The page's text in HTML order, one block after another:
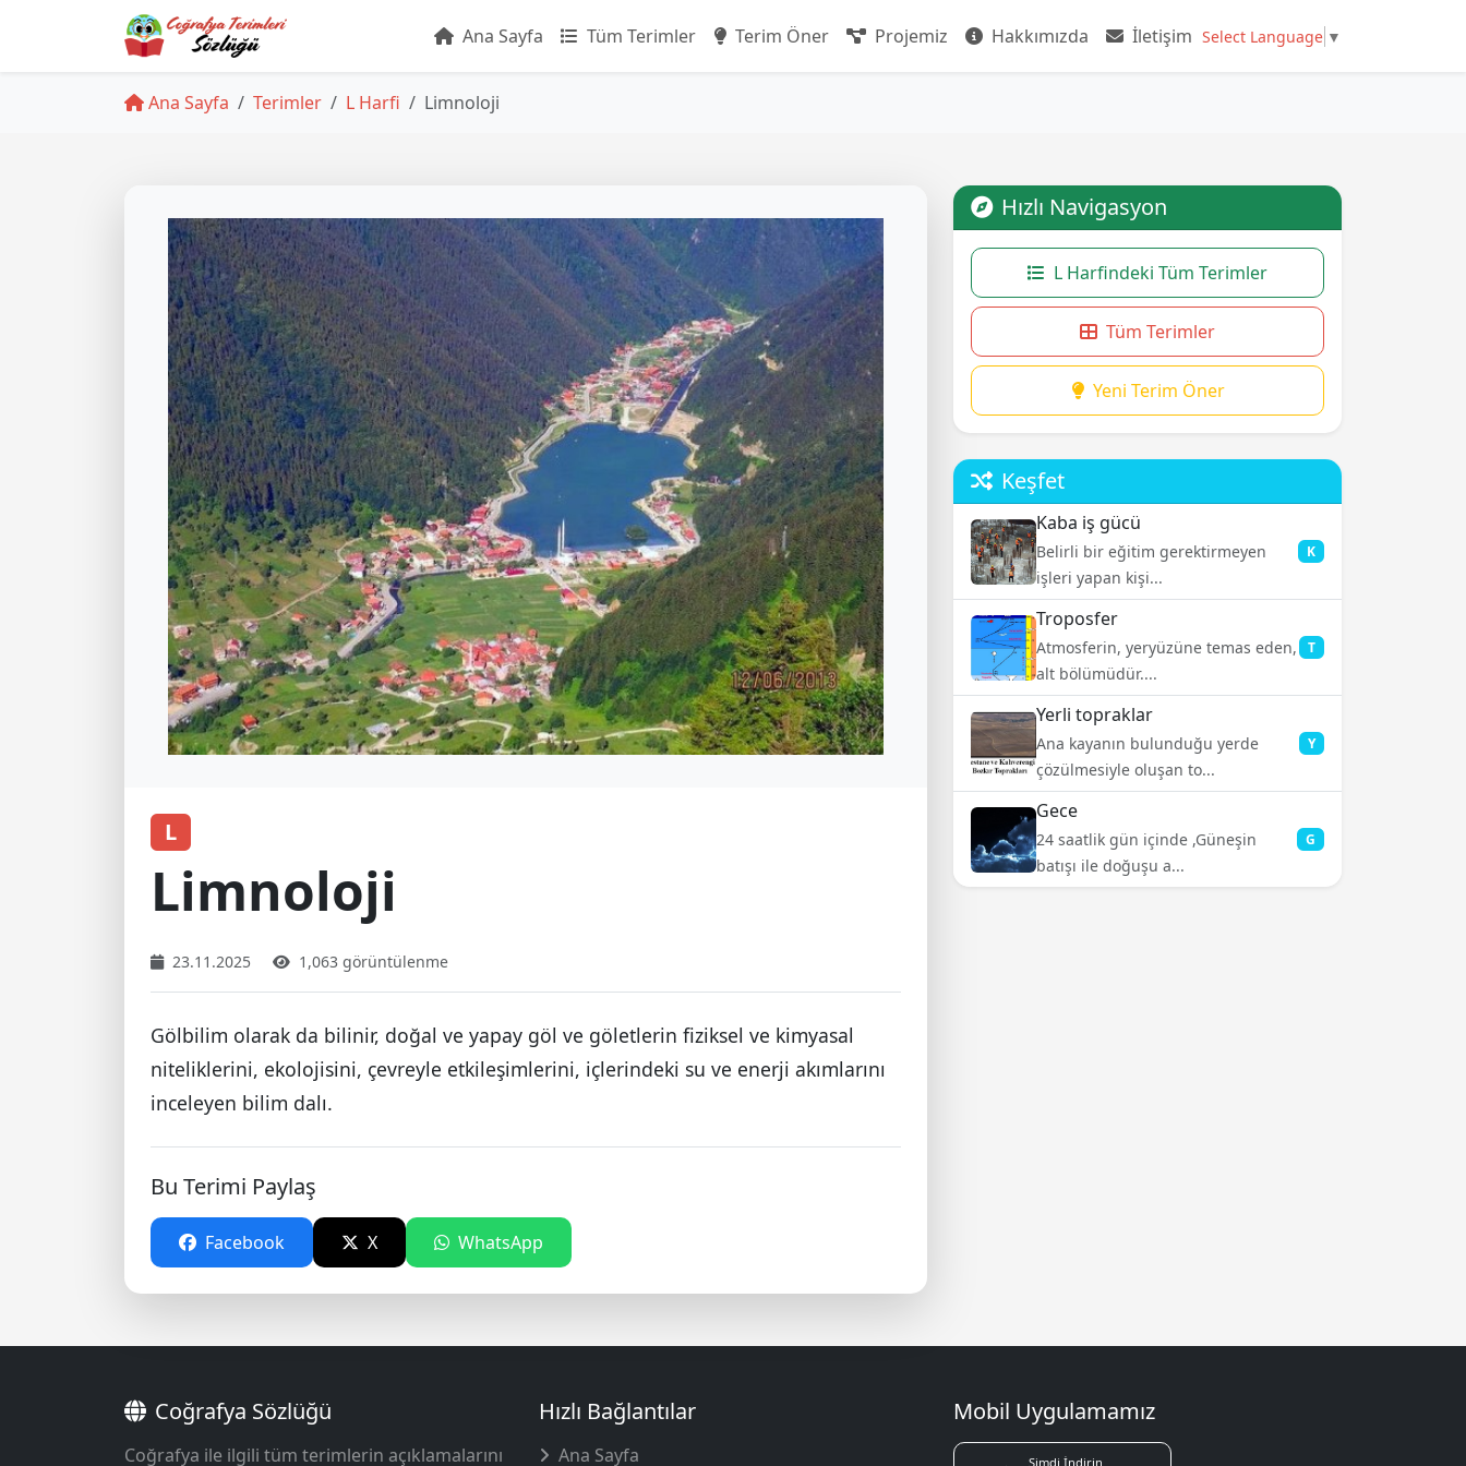
Ana Sayfa Tüm Terimler Terim Öner Projemiz Hakkımızda İletişim Select Language ▼
Ana Sayfa Terimler L Harfi Limnoloji
L
Limnoloji
23.11.2025 1,063 görüntülenme
Gölbilim olarak da bilinir, doğal ve yapay göl ve göletlerin fiziksel ve kimyasal
niteliklerini, ekolojisini, çevreyle etkileşimlerini, içlerindeki su ve enerji akımlarını
inceleyen bilim dalı.
Bu Terimi Paylaş
Facebook X WhatsApp
Hızlı Navigasyon
L Harfindeki Tüm Terimler
Tüm Terimler
Yeni Terim Öner
Keşfet
Kaba iş gücü
Belirli bir eğitim gerektirmeyen
işleri yapan kişi...
K
Troposfer
Atmosferin, yeryüzüne temas eden,
alt bölümüdür....
T
Yerli topraklar
Ana kayanın bulunduğu yerde
çözülmesiyle oluşan to...
Y
Gece
24 saatlik gün içinde ,Güneşin
batışı ile doğuşu a...
G
Coğrafya Sözlüğü
Coğrafya ile ilgili tüm terimlerin açıklamalarını
Hızlı Bağlantılar
Ana Sayfa
Mobil Uygulamamız
Şimdi İndirin